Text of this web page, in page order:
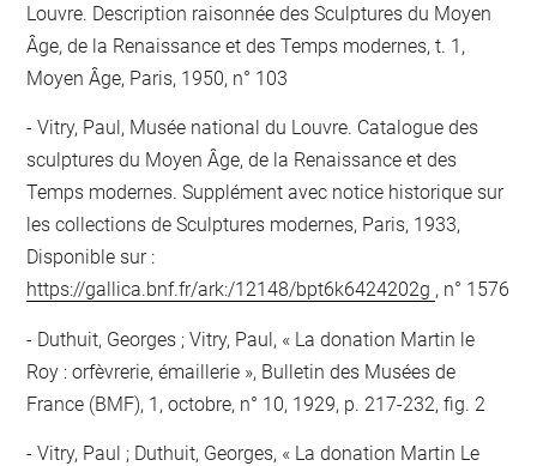
Louvre. Description raisonnée des Sculptures du Moyen
Âge, de la Renaissance et des Temps modernes, t. 1,
Moyen Âge, Paris, 1950, n° 103
Vitry, Paul, Musée national du Louvre. Catalogue des
sculptures du Moyen Âge, de la Renaissance et des
Temps modernes. Supplément avec notice historique sur
les collections de Sculptures modernes, Paris, 1933,
Disponible sur :
https://gallica.bnf.fr/ark:/12148/bpt6k6424202g , n° 1576
Duthuit, Georges ; Vitry, Paul, « La donation Martin le
Roy : orfèvrerie, émaillerie », Bulletin des Musées de
France (BMF), 1, octobre, n° 10, 1929, p. 217-232, fig. 2
Vitry, Paul ; Duthuit, Georges, « La donation Martin Le